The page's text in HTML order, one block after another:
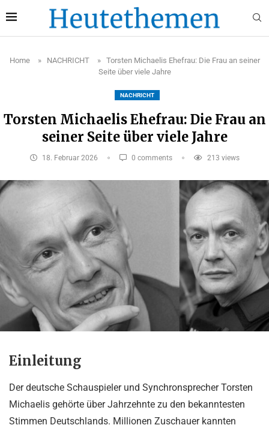
Home » NACHRICHT » Torsten Michaelis Ehefrau: Die Frau an seiner
Seite über viele Jahre
NACHRICHT
Torsten Michaelis Ehefrau: Die Frau an
seiner Seite über viele Jahre
18. Februar 2026 0 comments 213 views
Einleitung
Der deutsche Schauspieler und Synchronsprecher Torsten
Michaelis gehörte über Jahrzehnte zu den bekanntesten
Stimmen Deutschlands. Millionen Zuschauer kannten